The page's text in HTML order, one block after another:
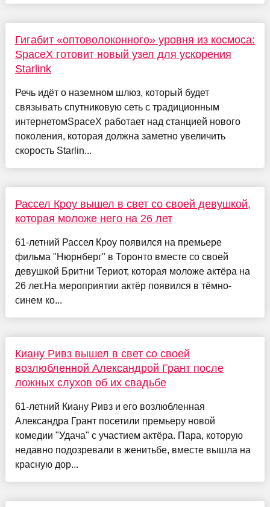
Гигабит «оптоволоконного» уровня из космоса:
SpaceX готовит новый узел для ускорения
Starlink
Речь идёт о наземном шлюз, который будет
связывать спутниковую сеть с традиционным
интернетомSpaceX работает над станцией нового
поколения, которая должна заметно увеличить
скорость Starlin...
Рассел Кроу вышел в свет со своей девушкой,
которая моложе него на 26 лет
61-летний Рассел Кроу появился на премьере
фильма "Нюрнберг" в Торонто вместе со своей
девушкой Бритни Териот, которая моложе актёра на
26 лет.На мероприятии актёр появился в тёмно-
синем ко...
Киану Ривз вышел в свет со своей
возлюбленной Александрой Грант после
ложных слухов об их свадьбе
61-летний Киану Ривз и его возлюбленная
Александра Грант посетили премьеру новой
комедии "Удача" с участием актёра. Пара, которую
недавно подозревали в женитьбе, вместе вышла на
красную дор...